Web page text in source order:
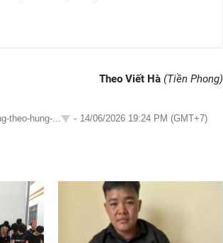
Theo Viết Hà (Tiền Phong)
theo-hung-... - 14/06/2026 19:24 PM (GMT+7)